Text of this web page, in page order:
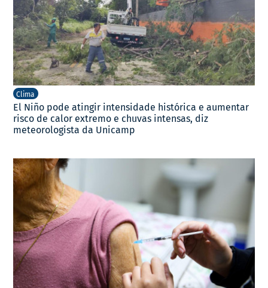
Clima
El Niño pode atingir intensidade histórica e aumentar
risco de calor extremo e chuvas intensas, diz
meteorologista da Unicamp